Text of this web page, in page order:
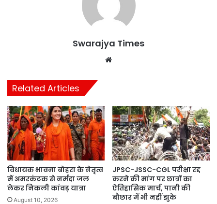
Swarajya Times
Related Articles
विधायक भावना बोहरा के नेतृत्व
में अमरकंटक से नर्मदा जल
लेकर निकली कांवड़ यात्रा
August 10, 2026
JPSC-JSSC-CGL परीक्षा रद्द
करने की मांग पर छात्रों का
ऐतिहासिक मार्च, पानी की
बौछार में भी नहीं झुके